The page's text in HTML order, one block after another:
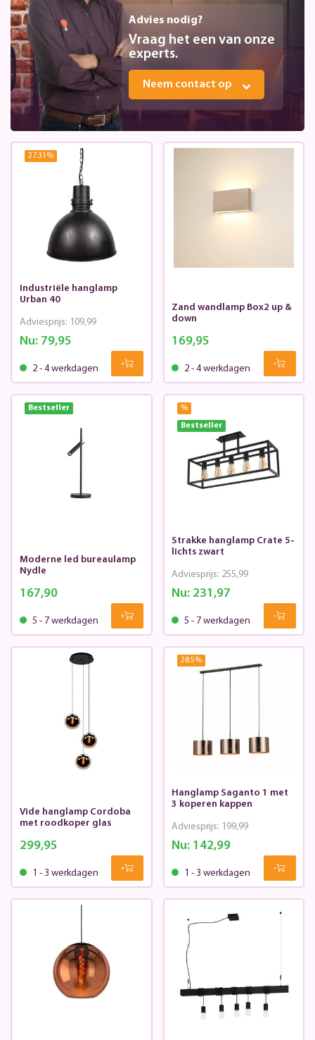
Advies nodig?
Vraag het een van onze
experts.
Neem contact op
27.31 %
Industriële hanglamp
Urban 40
Nu:79,95
Adviesprijs: 109,99
2 - 4 werkdagen
Zand wandlamp Box2 up &
down
169,95
2 - 4 werkdagen
Bestseller
Moderne led bureaulamp
Nydle
167,90
5 - 7 werkdagen
%
Bestseller
Strakke hanglamp Crate 5-
lichts zwart
Nu: 231,97
Adviesprijs: 255,99
5 - 7 werkdagen
Vide hanglamp Cordoba
met roodkoper glas
299,95
1 - 3 werkdagen
28.5%
Hanglamp Saganto 1 met
3 koperen kappen
Nu: 142,99
Adviesprijs: 199,99
1 - 3 werkdagen